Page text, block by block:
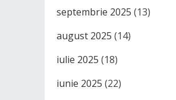
septembrie 2025 (13)
august 2025 (14)
iulie 2025 (18)
iunie 2025 (22)